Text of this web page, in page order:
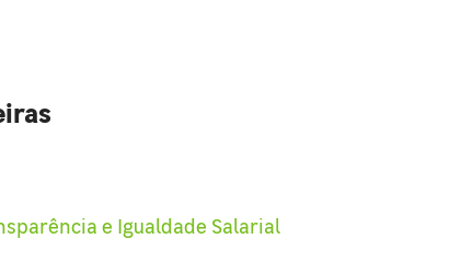
e Igualdade Salarial